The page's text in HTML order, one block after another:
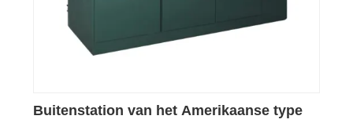
Buitenstation van het Amerikaanse type